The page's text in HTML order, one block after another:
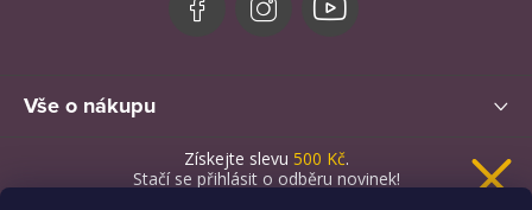
Vše o nákupu
Získejte slevu 500 Kč.
Stačí se přihlásit o odběru novinek!